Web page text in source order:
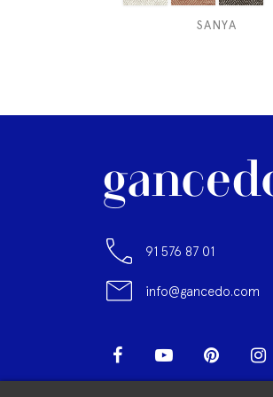
SANYA
91 576 87 01
info@gancedo.com
Facebook YouTube Pinterest
LinkedIn